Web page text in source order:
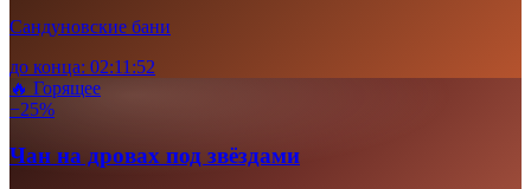
Сандуновские бани
до конца: 02:11 :49
🔥 Горящее
−25%
Чан на дровах под звёздами